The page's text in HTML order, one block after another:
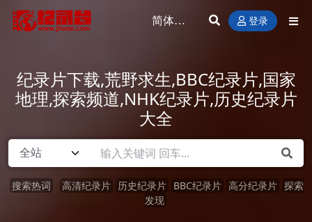
登录
纪录片下载,荒野求生,BBC纪录片,国家
地理,探索频道,NHK纪录片,历史纪录片
大全
搜索热词 高清纪录片 历史纪录片 BBC纪录片 高分纪录片 探索
发现